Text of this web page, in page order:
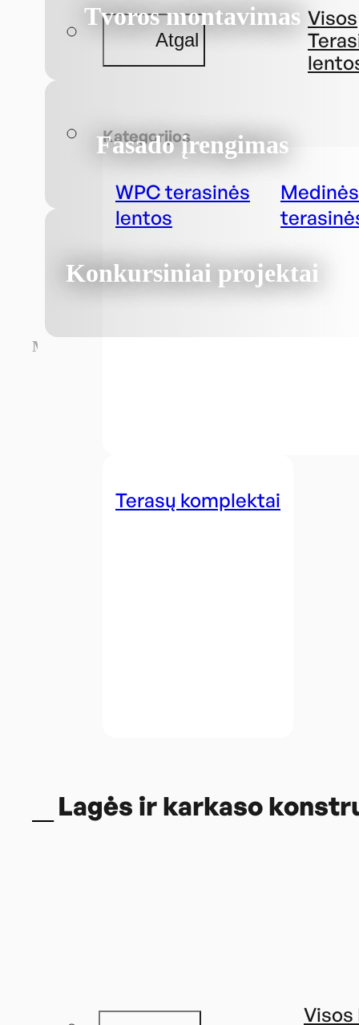
Tvoros montavimas
Fasado įrengimas
Konkursiniai projektai
Medžiagos
Atgal
Visos
Kategorijos
WPC terasinės
lentos
Medinės
Terasų komplektai
Lagės ir karkaso
Visos